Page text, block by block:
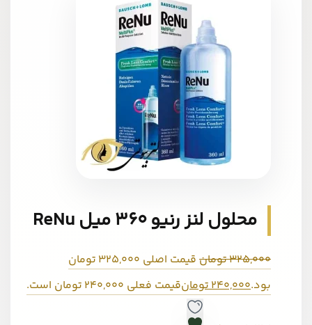
محلول لنز رنیو 360 میل ReNu
325,000تومان
قیمت اصلی 325,000 تومان
بود.240,000تومانقیمت فعلی 240,000 تومان است.